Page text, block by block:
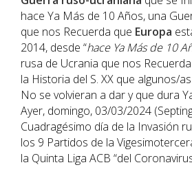
hace Ya Más de 10 Años, una
que nos Recuerda que Europa
2014, desde “hace Ya Más de 10
rusa de Ucrania que nos
la Historia del S. XX que algunos/
No se volvieran a dar y que dura
Ayer, domingo, 03/03/2024
Cuadragésimo día de la Invasión
los 9 Partidos de la
la Quinta Liga ACB “del